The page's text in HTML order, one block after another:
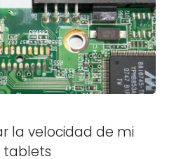
la velocidad de mi
tablets